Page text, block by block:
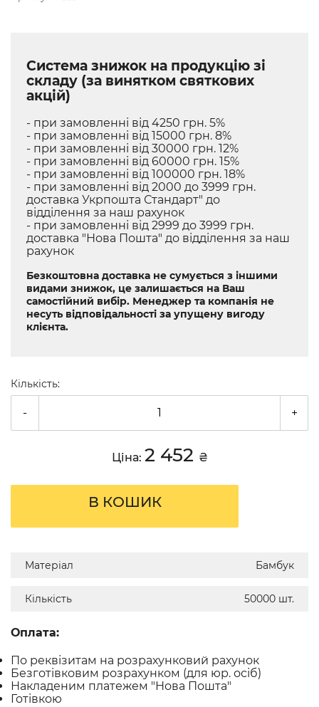
Система знижок на продукцію зі
складу (за винятком святкових
акцій)
- при замовленні від 4250 грн. 5%
- при замовленні від 15000 грн. 8%
- при замовленні від 30000 грн. 12%
- при замовленні від 60000 грн. 15%
- при замовленні від 100000 грн. 18%
- при замовленні від 2000 до 3999 грн.
доставка Укрпошта Стандарт" до
відділення за наш рахунок
- при замовленні від 2999 до 3999 грн.
доставка "Нова Пошта" до відділення за наш
рахунок
Безкоштовна доставка не сумується з іншими
видами знижок, це залишається на Ваш
самостійний вибір. Менеджер та компанія не
несуть відповідальності за упущену вигоду
клієнта.
Кількість:
- +
Ціна: 2 452 ₴
В КОШИК
Матеріал Бамбук
Кількість 50000 шт.
Оплата:
По реквізитам на розрахунковий рахунок
Безготівковим розрахунком (для юр. осіб)
Накладеним платежем "Нова Пошта"
Готівкою